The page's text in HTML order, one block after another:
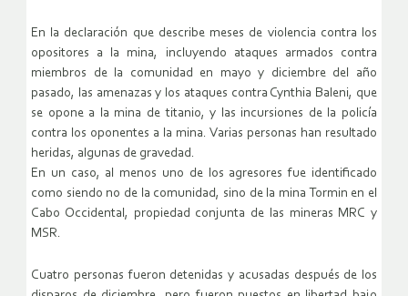
En la declaración que describe meses de violencia contra los
opositores a la mina, incluyendo ataques armados contra
miembros de la comunidad en mayo y diciembre del año
pasado, las amenazas y los ataques contra Cynthia Baleni, que
se opone a la mina de titanio, y las incursiones de la policía
contra los oponentes a la mina. Varias personas han resultado
heridas, algunas de gravedad.
En un caso, al menos uno de los agresores fue identificado
como siendo no de la comunidad, sino de la mina Tormin en el
Cabo Occidental, propiedad conjunta de las mineras MRC y
MSR.
Cuatro personas fueron detenidas y acusadas después de los